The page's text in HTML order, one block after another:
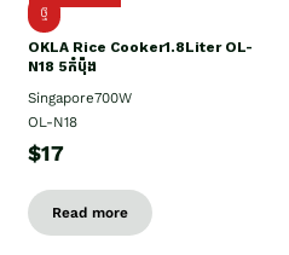
ថ្មី
OKLA Rice Cooker1.8Liter OL-
N18 5កំប៉ុង
Singapore700W
OL-N18
$17
Read more